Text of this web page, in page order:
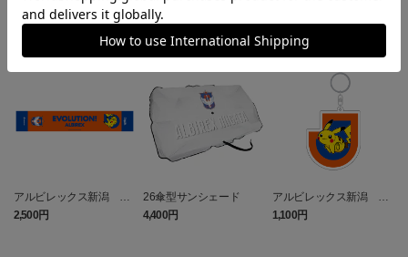
NEW
アルビレックス新潟 ピ
カチュウ タオルマフラー
2,500円
26傘型サンシェード
4,400円
NEW
アルビレックス新潟 ピ
カチュウ キーホルダー
1,100円